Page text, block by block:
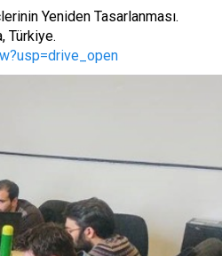
Yeniden Tasarlanması.
Türkiye.